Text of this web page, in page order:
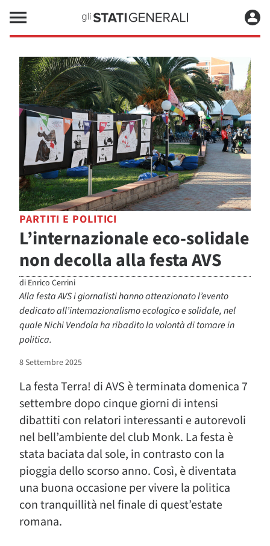
PARTITI E POLITICI
L’internazionale eco-solidale
non decolla alla festa AVS
di Enrico Cerrini
Alla festa AVS i giornalisti hanno attenzionato l’evento
dedicato all’internazionalismo ecologico e solidale, nel
quale Nichi Vendola ha ribadito la volontà di tornare in
politica.
8 Settembre 2025
La festa Terra! di AVS è terminata domenica 7
settembre dopo cinque giorni di intensi
dibattiti con relatori interessanti e autorevoli
nel bell’ambiente del club Monk. La festa è
stata baciata dal sole, in contrasto con la
pioggia dello scorso anno. Così, è diventata
una buona occasione per vivere la politica
con tranquillità nel finale di quest’estate
romana.